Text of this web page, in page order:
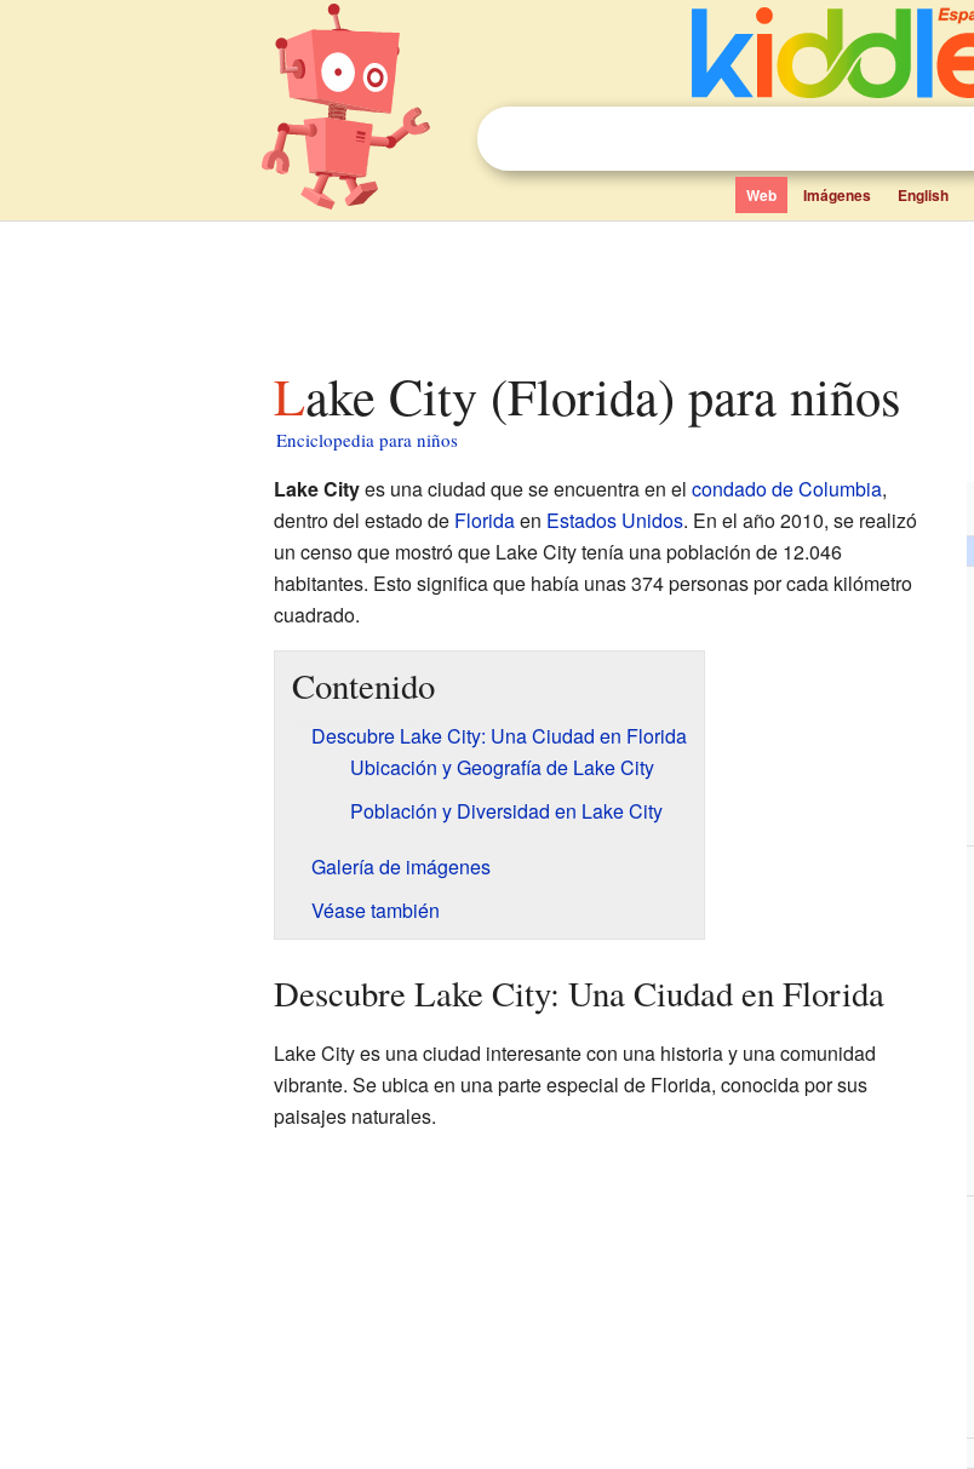
Web Imágenes English
Lake City (Florida) para niños
Enciclopedia para niños
Lake Cityes una ciudad que se encuentra en el condado de Columbia,
dentro del estado de Floridaen Estados Unidos. En el año 2010, se realizó
un censo que mostró que Lake City tenía una población de 12.046
habitantes. Esto significa que había unas 374 personas por cada kilómetro
cuadrado.
Contenido
Descubre Lake City: Una Ciudad en Florida
Ubicación y Geografía de Lake City
Población y Diversidad en Lake City
Galería de imágenes
Véase también
Descubre Lake City: Una Ciudad en Florida
Lake City es una ciudad interesante con una historia y una comunidad
vibrante. Se ubica en una parte especial de Florida, conocida por sus
paisajes naturales.